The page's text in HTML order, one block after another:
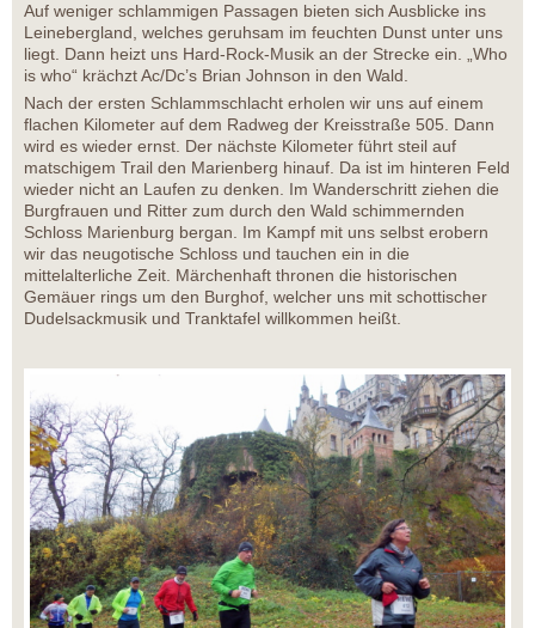
Auf weniger schlammigen Passagen bieten sich Ausblicke ins
Leinebergland, welches geruhsam im feuchten Dunst unter uns
liegt. Dann heizt uns Hard-Rock-Musik an der Strecke ein. „Who
is who“ krächzt Ac/Dc’s Brian Johnson in den Wald.
Nach der ersten Schlammschlacht erholen wir uns auf einem
flachen Kilometer auf dem Radweg der Kreisstraße 505. Dann
wird es wieder ernst. Der nächste Kilometer führt steil auf
matschigem Trail den Marienberg hinauf. Da ist im hinteren Feld
wieder nicht an Laufen zu denken. Im Wanderschritt ziehen die
Burgfrauen und Ritter zum durch den Wald schimmernden
Schloss Marienburg bergan. Im Kampf mit uns selbst erobern
wir das neugotische Schloss und tauchen ein in die
mittelalterliche Zeit. Märchenhaft thronen die historischen
Gemäuer rings um den Burghof, welcher uns mit schottischer
Dudelsackmusik und Tranktafel willkommen heißt.